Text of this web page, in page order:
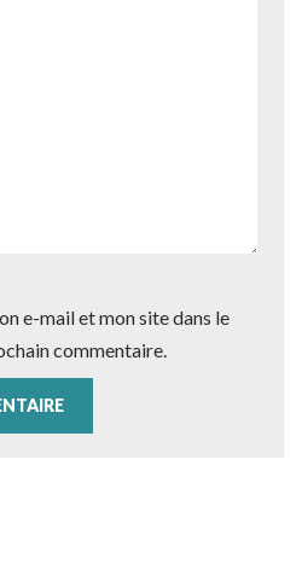
e-mail et mon site dans le
commentaire.